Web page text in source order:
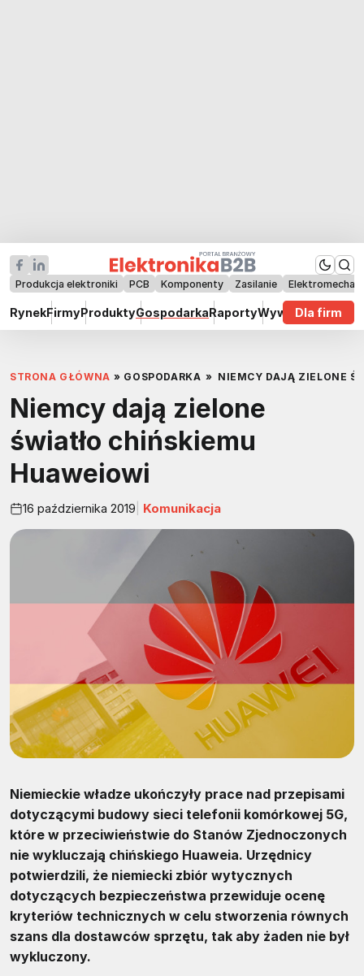
Produkcja elektroniki PCB Komponenty Zasilanie
RynekFirmyProduktyGospodarkaRaportyWywiadyDla firm
STRONA GŁÓWNA » GOSPODARKA » NIEMCY DAJĄ ZIELONE
Niemcy dają zielone
światło chińskiemu
Huaweiowi
16 października 2019 Komunikacja
Niemieckie władze ukończyły prace nad przepisami
dotyczącymi budowy sieci telefonii komórkowej 5G,
które w przeciwieństwie do Stanów Zjednoczonych
nie wykluczają chińskiego Huaweia. Urzędnicy
potwierdzili, że niemiecki zbiór wytycznych
dotyczących bezpieczeństwa przewiduje ocenę
kryteriów technicznych w celu stworzenia równych
szans dla dostawców sprzętu, tak aby żaden nie był
wykluczony.